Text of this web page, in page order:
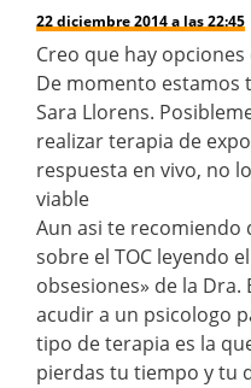
22 diciembre 2014 a las 22:45
Creo que hay opciones
De momento estamos
Sara Llorens.
realizar terapia de
respuesta en vivo, no
viable
Aun asi te recomiendo
sobre el TOC leyendo
obsesiones» de la Dra.
acudir a un psicologo
tipo de terapia es la
pierdas tu tiempo y tu